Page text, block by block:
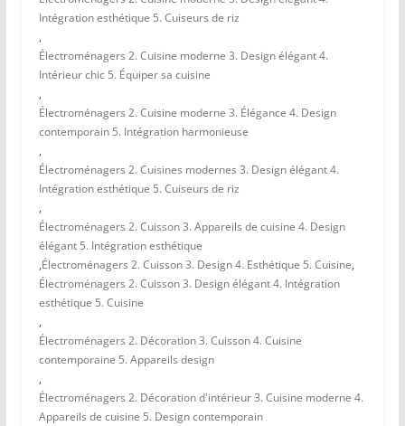
Intégration esthétique 5. Cuiseurs de riz
,
Électroménagers 2. Cuisine moderne 3. Design élégant 4.
Intérieur chic 5. Équiper sa cuisine
,
Électroménagers 2. Cuisine moderne 3. Élégance 4. Design
contemporain 5. Intégration harmonieuse
,
Électroménagers 2. Cuisines modernes 3. Design élégant 4.
Intégration esthétique 5. Cuiseurs de riz
,
Électroménagers 2. Cuisson 3. Appareils de cuisine 4. Design
élégant 5. Intégration esthétique
,Électroménagers 2. Cuisson 3. Design 4. Esthétique 5. Cuisine,
Électroménagers 2. Cuisson 3. Design élégant 4. Intégration
esthétique 5. Cuisine
,
Électroménagers 2. Décoration 3. Cuisson 4. Cuisine
contemporaine 5. Appareils design
,
Électroménagers 2. Décoration d'intérieur 3. Cuisine moderne 4.
Appareils de cuisine 5. Design contemporain